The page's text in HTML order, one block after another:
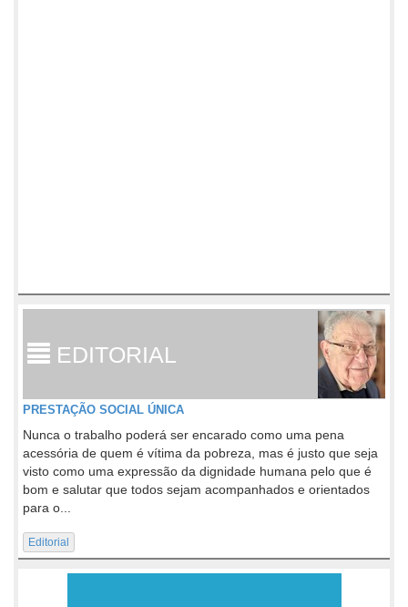
EDITORIAL
PRESTAÇÃO SOCIAL ÚNICA
Nunca o trabalho poderá ser encarado como uma pena
acessória de quem é vítima da pobreza, mas é justo que seja
visto como uma expressão da dignidade humana pelo que é
bom e salutar que todos sejam acompanhados e orientados
para o...
Editorial